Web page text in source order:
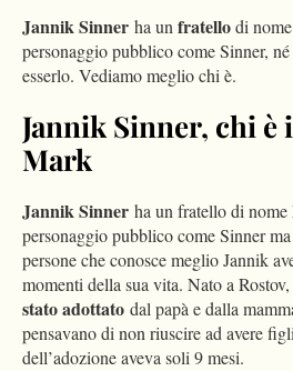
Jannik Sinner ha unfratellodi nome
personaggio pubblico come Sinner,
esserlo. Vediamo meglio chi è.
Jannik Sinner, chi
Mark
Jannik Sinner ha un fratello di nome
personaggio pubblico come Sinner
persone che conosce meglio Jannik
momenti della sua vita. Nato a
stato adottato dal papà e dalla
pensavano di non riuscire ad avere
dell’adozione aveva soli 9 mesi.